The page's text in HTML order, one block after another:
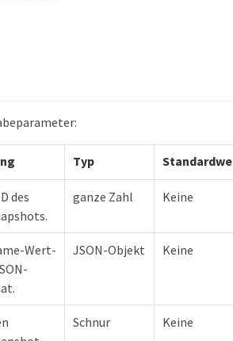
Typ
des
ganze Zahl Keine
Wert-
JSON-Objekt Keine
Schnur Keine